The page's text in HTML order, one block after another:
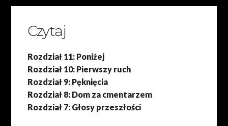
Czytaj
Rozdział 11: Poniżej
Rozdział 10: Pierwszy ruch
Rozdział 9: Pęknięcia
Rozdział 8: Dom za cmentarzem
Rozdział 7: Głosy przeszłości